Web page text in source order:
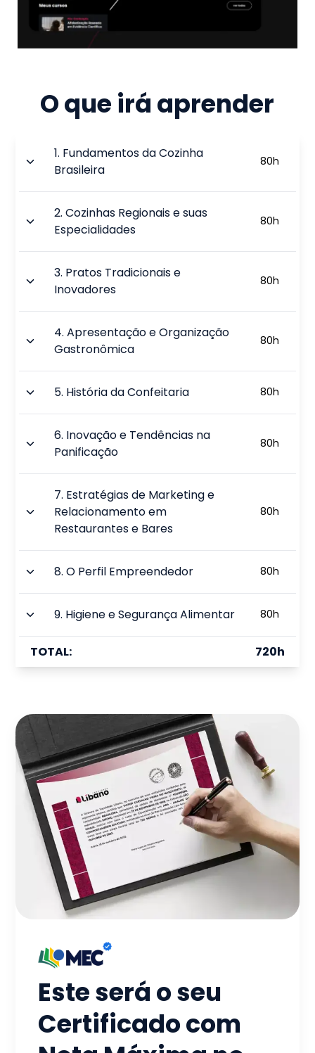
O que irá aprender
1. Fundamentos da Cozinha
Brasileira
80h
2.Cozinhas Regionais e suas
Especialidades
80h
3. Pratos Tradicionais e
Inovadores
80h
4.Apresentação e Organização
Gastronômica
80h
5. História da Confeitaria 80h
6. Inovação e Tendências na
Panificação
80h
7. Estratégias de Marketing e
Relacionamento em
Restaurantes e Bares
80h
8.O Perfil Empreendedor 80h
9. Higiene e Segurança Alimentar 80h
TOTAL: 720h
Este será o seu
Certificado com